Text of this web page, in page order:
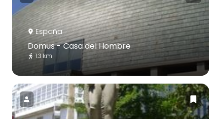
España
Domus - Casa del Hombre
1.3 km